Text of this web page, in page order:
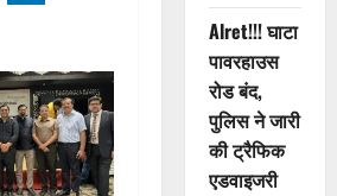
Alret!!! घाटा
पावरहाउस
रोड बंद,
पुलिस ने जारी
की ट्रैफिक
एडवाइजरी